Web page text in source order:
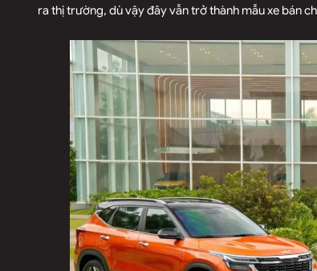
ra thị trường, dù vậy đây vẫn trở thành mẫu xe bán